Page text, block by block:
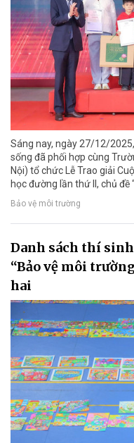
Sáng nay, ngày 27/12/
sống đã phối hợp cùng
Nội) tổ chức Lễ Trao giải
học đường lần thứ II, chủ
Bảo vệ môi trường
Danh sách thí
“Bảo vệ môi
hai